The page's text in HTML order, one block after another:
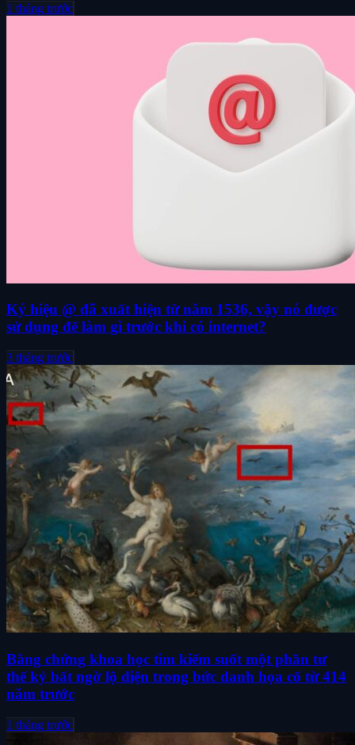
1 tháng trước
Ký hiệu @ đã xuất hiện từ năm 1536, vậy nó được
sử dụng để làm gì trước khi có internet?
3 tháng trước
Bằng chứng khoa học tìm kiếm suốt một phần tư
thế kỷ bất ngờ lộ diện trong bức danh họa cổ từ 414
năm trước
1 tháng trước